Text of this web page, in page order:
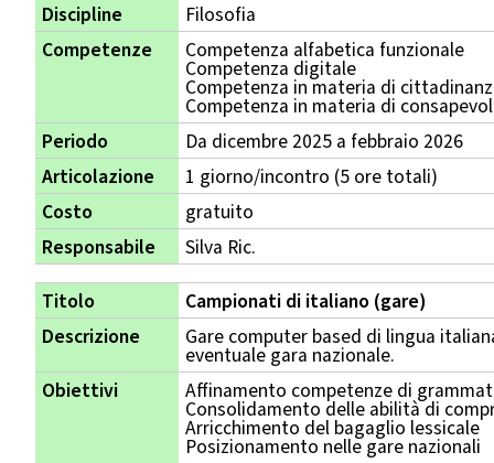
Discipline
Filosofia
Competenze
Competenza alfabetica funzionale
Competenza digitale
Competenza in materia di
Competenza in materia di
Periodo
Da dicembre 2025 a febbraio 2026
Articolazione
1 giorno/incontro (5 ore totali)
Costo
gratuito
Responsabile
Silva Ric.
Titolo
Campionati di italiano (gare)
Descrizione
Gare computer based di lingua
eventuale gara nazionale.
Obiettivi
Affinamento competenze di
Consolidamento delle abilità di
Arricchimento del bagaglio lessicale
Posizionamento nelle gare nazionali